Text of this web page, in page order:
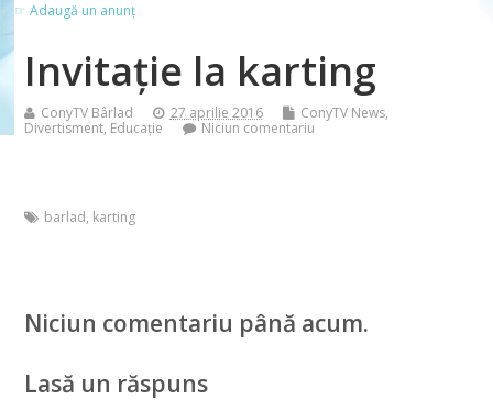
☞ Adaugă un anunț
Invitaţie la karting
ConyTV Bârlad 27 aprilie 2016 ConyTV News,
Divertisment, Educație Niciun comentariu
barlad, karting
Niciun comentariu până acum.
Lasă un răspuns